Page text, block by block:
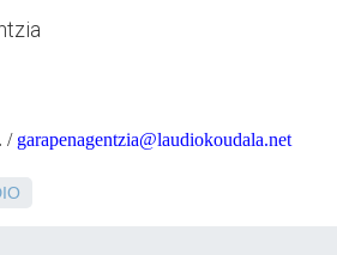
/ garapenagentzia@laudiokoudala.net